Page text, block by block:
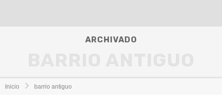
ARCHIVADO
Inicio barrio antiguo